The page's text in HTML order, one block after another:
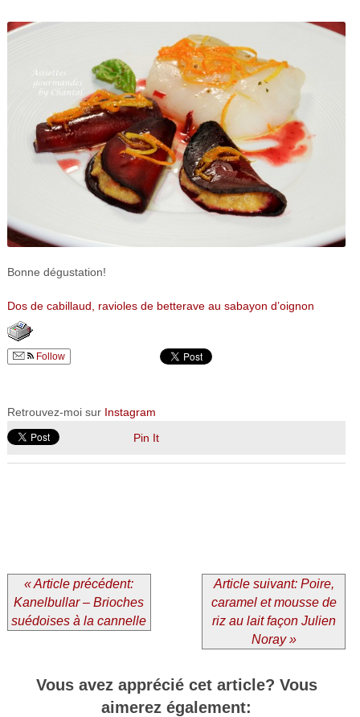
Bonne dégustation!
Dos de cabillaud, ravioles de betterave au sabayon d’oignon
Follow
Retrouvez-moi sur Instagram
Pin It
« Article précédent:
Kanelbullar – Brioches
suédoises à la cannelle
Article suivant: Poire,
caramel et mousse de
riz au lait façon Julien
Noray »
Vous avez apprécié cet article? Vous
aimerez également: